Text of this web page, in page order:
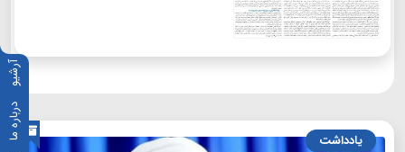
آرشیو
درباره ما
یادداشت